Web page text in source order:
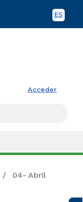
ES
Acceder
04- Abril